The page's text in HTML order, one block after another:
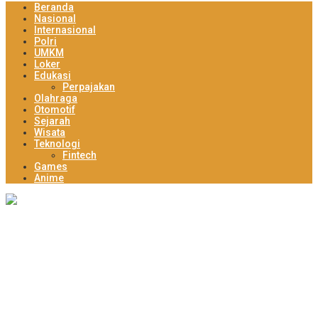
Beranda
Nasional
Internasional
Polri
UMKM
Loker
Edukasi
Perpajakan
Olahraga
Otomotif
Sejarah
Wisata
Teknologi
Fintech
Games
Anime